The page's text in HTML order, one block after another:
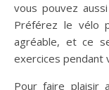
vous pouvez
Préférez le vélo
agréable, et ce
exercices pendant
Pour faire plaisir